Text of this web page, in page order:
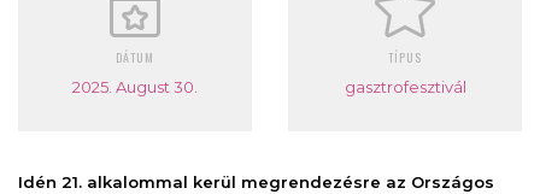
DÁTUM
2025. August 30.
TÍPUS
gasztrofesztivál
Idén 21. alkalommal kerül megrendezésre az Országos